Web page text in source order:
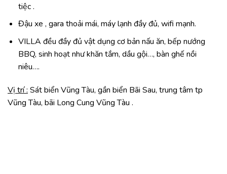
tiệc .
Đậu xe , gara thoải mái, máy lạnh đầy đủ, wifi mạnh.
VILLA đều đầy đủ vật dụng cơ bản nấu ăn, bếp nướng
BBQ, sinh hoạt như khăn tắm, dầu gội…, bàn ghế nồi
niêu….
Vị trí : Sát biển Vũng Tàu, gần biển Bãi Sau, trung tâm tp
Vũng Tàu, bãi Long Cung Vũng Tàu .